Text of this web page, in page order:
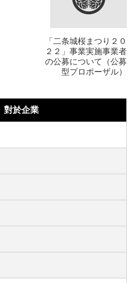
「二条城桜まつり２０
２２」事業実施事業者
の公募について（公募
型プロポーザル）
對於企業